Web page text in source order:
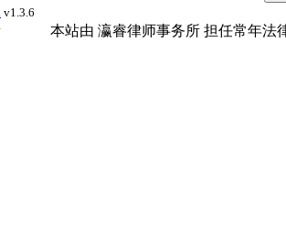
v1.3.6
本站由 瀛睿律师事务所 担任常年法